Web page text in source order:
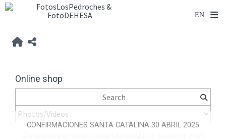
Online shop
CONFIRMACIONES SANTA CATALINA 30 ABRIL 2025